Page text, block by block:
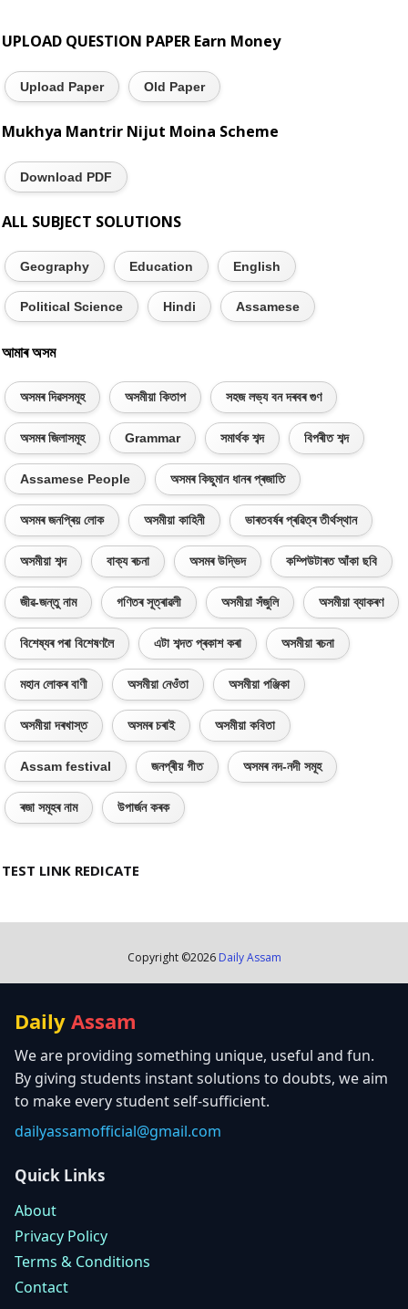
UPLOAD QUESTION PAPER Earn Money
Upload Paper Old Paper
Mukhya Mantrir Nijut Moina Scheme
Download PDF
ALL SUBJECT SOLUTIONS
Geography Education English
Political Science Hindi Assamese
আমাৰ অসম
অসমৰ দিৱসসমূহ অসমীয়া কিতাপ সহজ লভ্য বন দৰবৰ গুণ
অসমৰ জিলাসমূহ Grammar সমাৰ্থক শব্দ বিপৰীত শব্দ
Assamese People অসমৰ কিছুমান ধানৰ প্ৰজাতি
অসমৰ জনপ্ৰিয় লোক অসমীয়া কাহিনী ভাৰতবৰ্ষৰ প্ৰৱিত্ৰ তীৰ্থস্থান
অসমীয়া শব্দ বাক্য ৰচনা অসমৰ উদ্ভিদ কম্পিউটাৰত আঁকা ছবি
জীৱ-জন্তু নাম গণিতৰ সূত্ৰাৱলী অসমীয়া সঁজুলি অসমীয়া ব্যাকৰণ
বিশেষ্যৰ পৰা বিশেষণলৈ এটা শব্দত প্ৰকাশ কৰা অসমীয়া ৰচনা
মহান লোকৰ বাণী অসমীয়া নেওঁতা অসমীয়া পঞ্জিকা
অসমীয়া দৰখাস্ত অসমৰ চৰাই অসমীয়া কবিতা
Assam festival জনপ্ৰীয় গীত অসমৰ নদ-নদী সমূহ
ৰজা সমূহৰ নাম উপাৰ্জন কৰক
TEST LINK REDICATE
Copyright ©2026 Daily Assam
Daily Assam
We are providing something unique, useful and fun.
By giving students instant solutions to doubts, we aim
to make every student self-sufficient.
dailyassamofficial@gmail.com
Quick Links
About
Privacy Policy
Terms & Conditions
Contact